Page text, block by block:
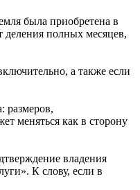
была приобретена в
деления полных месяцев,
а также если
размеров,
меняться как в сторону
владения
К слову, если в